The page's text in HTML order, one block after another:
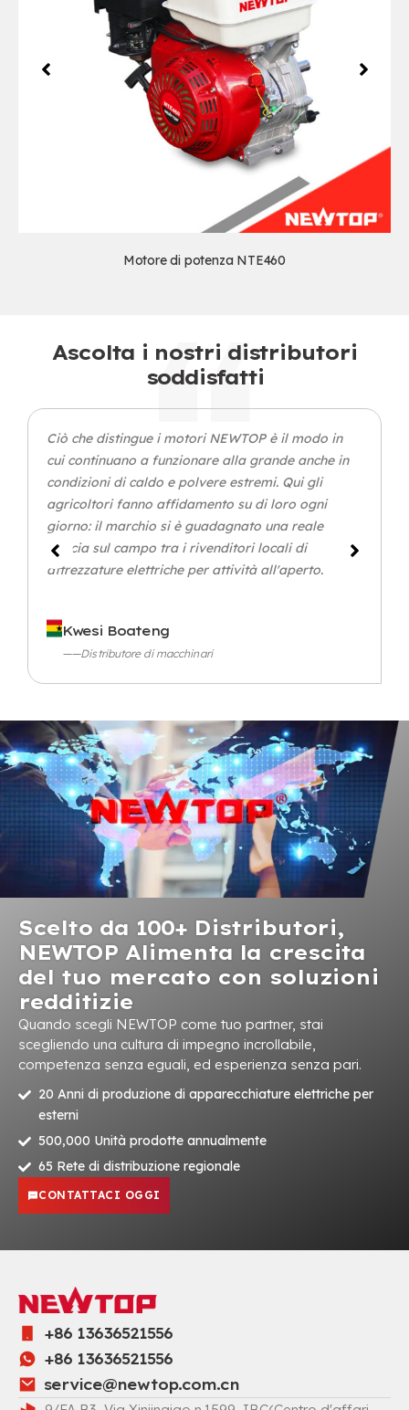
Motore di potenza NTE460
Ascolta i nostri distributori
soddisfatti
Ciò che distingue i motori NEWTOP è il modo in
cui continuano a funzionare alla grande anche in
condizioni di caldo e polvere estremi. Qui gli
agricoltori fanno affidamento su di loro ogni
giorno: il marchio si è guadagnato una reale
fiducia sul campo tra i rivenditori locali di
attrezzature elettriche per attività all'aperto.
Kwesi Boateng
——Distributore di macchinari
Scelto da 100+ Distributori,
NEWTOP Alimenta la crescita
del tuo mercato con soluzioni
redditizie
Quando scegli NEWTOP come tuo partner, stai
scegliendo una cultura di impegno incrollabile,
competenza senza eguali, ed esperienza senza pari.
20 Anni di produzione di apparecchiature elettriche per
esterni
500,000 Unità prodotte annualmente
65 Rete di distribuzione regionale
CONTATTACI OGGI
+86 13636521556
+86 13636521556
service@newtop.com.cn